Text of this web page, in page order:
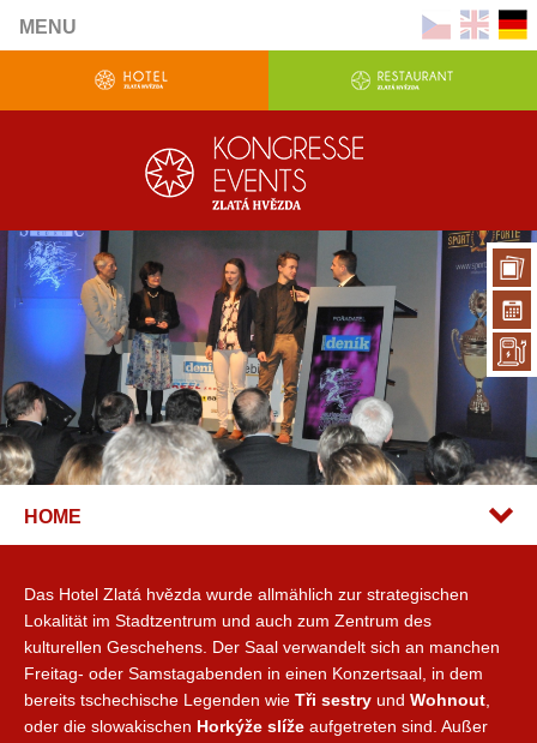
MENU
HOME
Das Hotel Zlatá hvězda wurde allmählich zur strategischen
Lokalität im Stadtzentrum und auch zum Zentrum des
kulturellen Geschehens. Der Saal verwandelt sich an manchen
Freitag- oder Samstagabenden in einen Konzertsaal, in dem
bereits tschechische Legenden wie Tři sestry und Wohnout
oder die slowakischen Horkýže slíže aufgetreten sind. Außer